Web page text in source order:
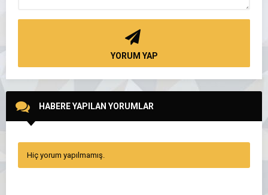
YORUM YAP
HABERE YAPILAN YORUMLAR
Hiç yorum yapılmamış.